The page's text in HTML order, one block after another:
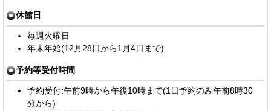
休館日
毎週火曜日
年末年始(12月28日から1月4日まで)
予約等受付時間
予約受付:午前9時から午後10時まで(1日予約のみ午前8時30
分から)